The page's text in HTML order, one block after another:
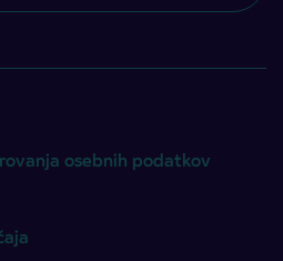
osebnih podatkov